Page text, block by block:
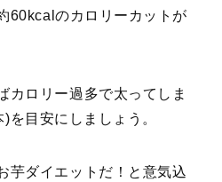
60kcalのカロリーカットが
カロリー過多で太ってしま
を目安にしましょう。
芋ダイエットだ！と意気込